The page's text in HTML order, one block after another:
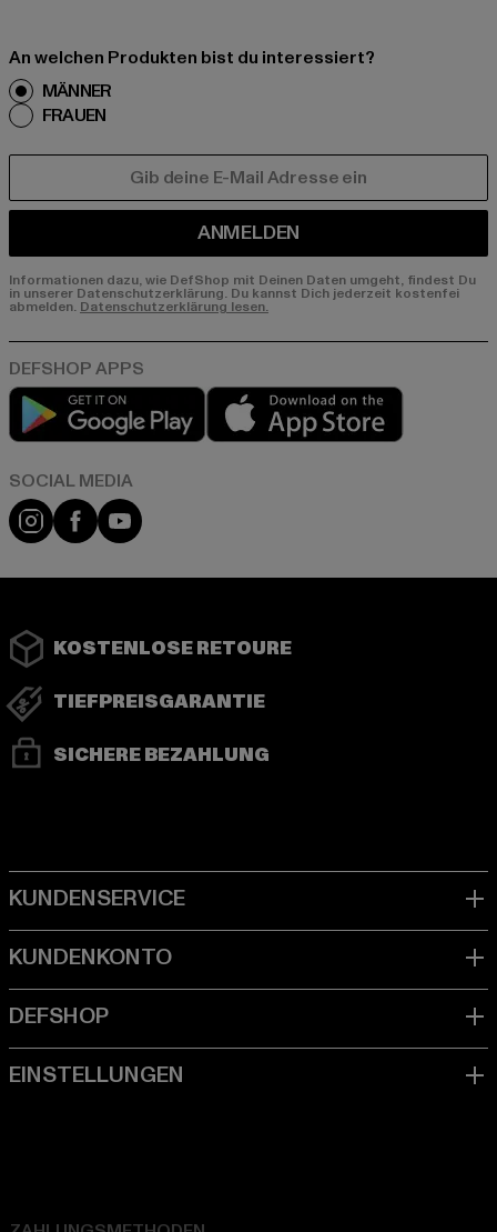
An welchen Produkten bist du interessiert?
MÄNNER
FRAUEN
ANMELDEN
Informationen dazu, wie DefShop mit Deinen Daten umgeht, findest Du
in unserer Datenschutzerklärung. Du kannst Dich jederzeit kostenfei
abmelden.Datenschutzerklärung lesen.
Play market
Instagram
FacebookYouTube
KOSTENLOSE RETOURE
TIEFPREISGARANTIE
SICHERE BEZAHLUNG